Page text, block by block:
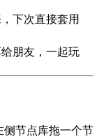
下次直接套用
朋友，一起玩
侧节点库拖一个节